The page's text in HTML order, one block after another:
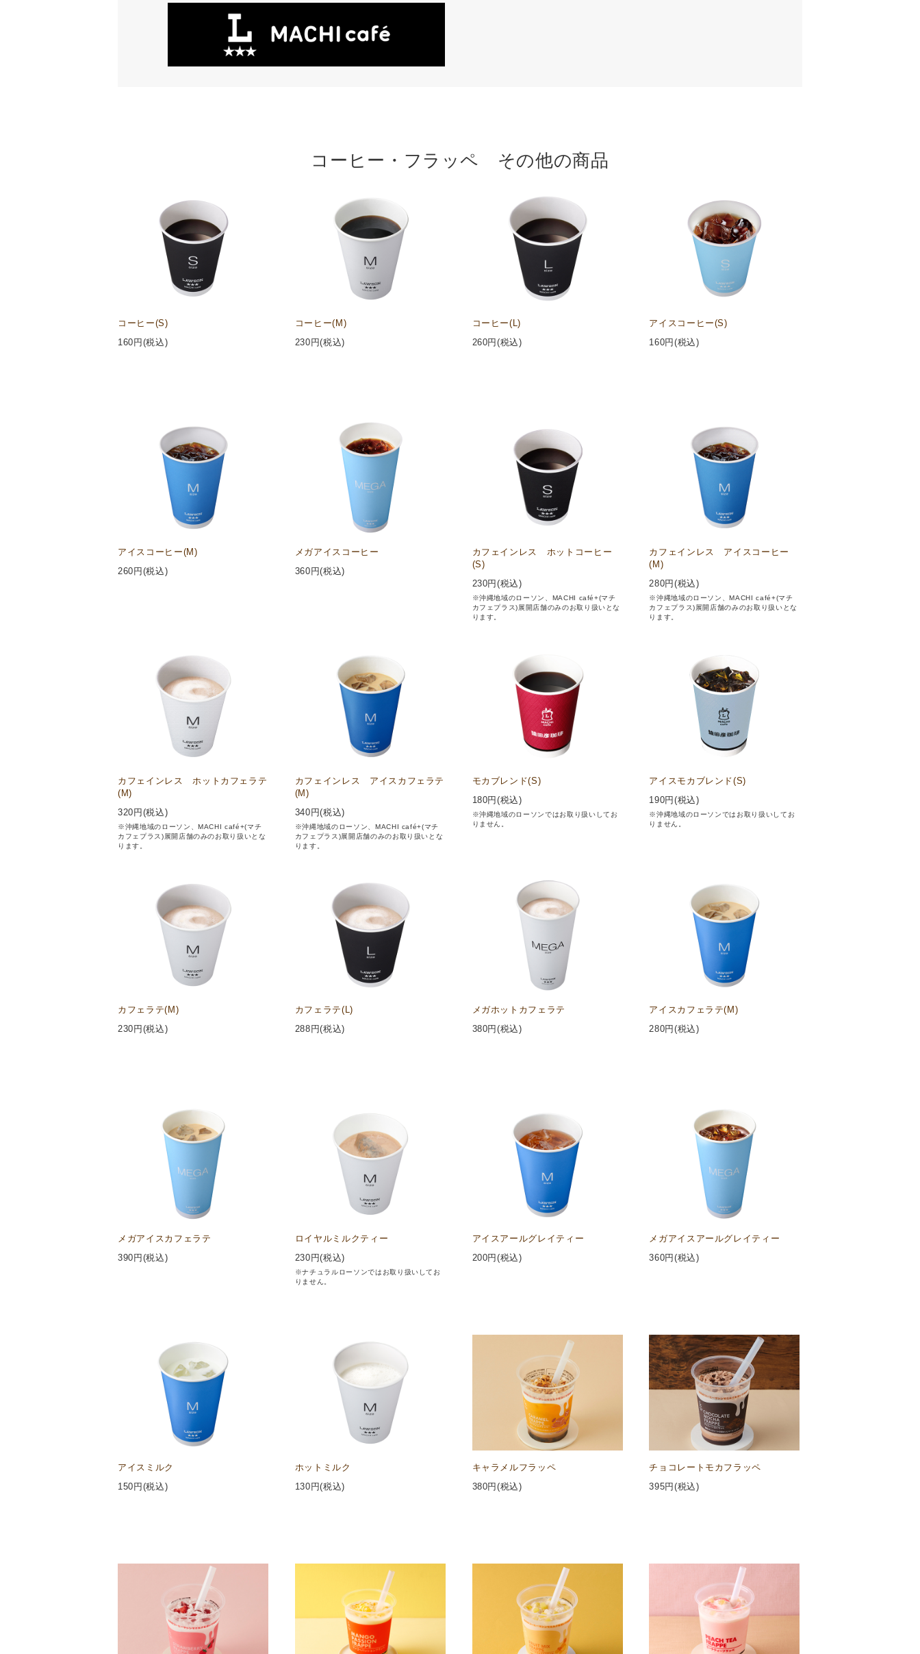
コーヒー・フラッペ その他の商品
コーヒー(S)
160 円(税込)
コーヒー(M)
230 円(税込)
コーヒー(L)
260円(税込)
アイスコーヒー(S)
160円(税込)
アイスコーヒー(M)
260 円(税込)
メガアイスコーヒー
360 円(税込)
カフェインレス ホットコーヒー
(S)
230円(税込)
※沖縄地域のローソン、MACHI café+(マチ
カフェプラス)展開店舗のみのお取り扱いとな
ります。
カフェインレス アイスコーヒー
(M)
280円(税込)
※沖縄地域のローソン、MACHI café+(マチ
カフェプラス)展開店舗のみのお取り扱いとな
ります。
カフェインレス ホットカフェラテ
(M)
320 円(税込)
※沖縄地域のローソン、MACHI café+(マチ
カフェプラス)展開店舗のみのお取り扱いとな
ります。
カフェインレス アイスカフェラテ
(M)
340 円(税込)
※沖縄地域のローソン、MACHI café+(マチ
カフェプラス)展開店舗のみのお取り扱いとな
ります。
モカブレンド(S)
180円(税込)
※沖縄地域のローソンではお取り扱いしてお
りません。
アイスモカブレンド(S)
190円(税込)
※沖縄地域のローソンではお取り扱いしてお
りません。
カフェラテ(M)
230 円(税込)
カフェラテ(L)
288 円(税込)
メガホットカフェラテ
380円(税込)
アイスカフェラテ(M)
280円(税込)
メガアイスカフェラテ
390 円(税込)
ロイヤルミルクティー
230 円(税込)
※ナチュラルローソンではお取り扱いしてお
りません。
アイスアールグレイティー
200円(税込)
メガアイスアールグレイティー
360円(税込)
アイスミルク
150 円(税込)
ホットミルク
130 円(税込)
キャラメルフラッペ
380円(税込)
チョコレートモカフラッペ
395円(税込)